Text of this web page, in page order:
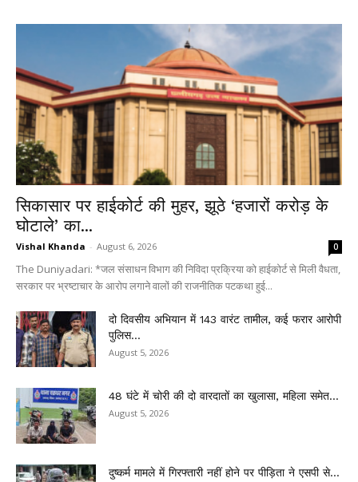
सिकासार पर हाईकोर्ट की मुहर, झूठे ‘हजारों करोड़ के
घोटाले’ का...
Vishal Khanda - August 6, 2026 0
The Duniyadari: *जल संसाधन विभाग की निविदा प्रक्रिया को हाईकोर्ट से मिली वैधता,
सरकार पर भ्रष्टाचार के आरोप लगाने वालों की राजनीतिक पटकथा हुई...
दो दिवसीय अभियान में 143 वारंट तामील, कई फरार आरोपी
पुलिस...
August 5, 2026
48 घंटे में चोरी की दो वारदातों का खुलासा, महिला समेत...
August 5, 2026
दुष्कर्म मामले में गिरफ्तारी नहीं होने पर पीड़िता ने एसपी से...